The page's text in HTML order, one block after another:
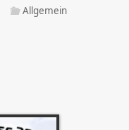
Allgemein